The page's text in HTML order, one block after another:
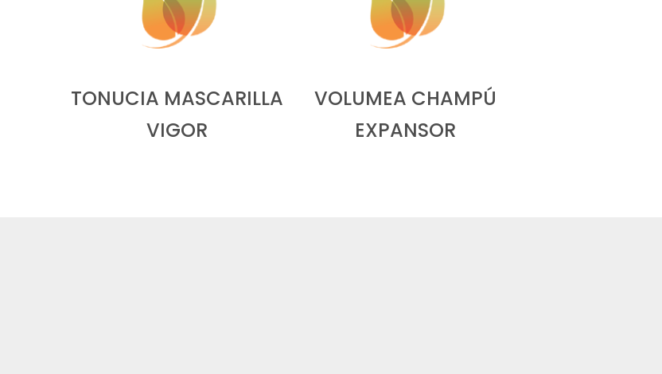
TONUCIA MASCARILLA
VIGOR
VOLUMEA CHAMPÚ
EXPANSOR